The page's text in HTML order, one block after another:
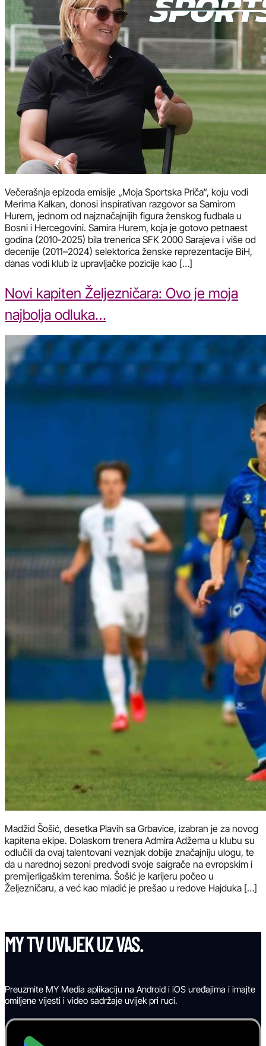
Večerašnja epizoda emisije „Moja Sportska Priča“, koju vodi
Merima Kalkan, donosi inspirativan razgovor sa Samirom
Hurem, jednom od najznačajnijih figura ženskog fudbala u
Bosni i Hercegovini. Samira Hurem, koja je gotovo petnaest
godina (2010-2025) bila trenerica SFK 2000 Sarajeva i više od
decenije (2011–2024) selektorica ženske reprezentacije BiH,
danas vodi klub iz upravljačke pozicije kao […]
Novi kapiten Željezničara: Ovo je moja
najbolja odluka…
Madžid Šošić, desetka Plavih sa Grbavice, izabran je za novog
kapitena ekipe. Dolaskom trenera Admira Adžema u klubu su
odlučili da ovaj talentovani veznjak dobije značajniju ulogu, te
da u narednoj sezoni predvodi svoje saigrače na evropskim i
premijerligaškim terenima. Šošić je karijeru počeo u
Željezničaru, a već kao mladić je prešao u redove Hajduka […]
MY TV UVIJEK UZ VAS.
Preuzmite MY Media aplikaciju na Android i iOS uređajima i imajte
omiljene vijesti i video sadržaje uvijek pri ruci.